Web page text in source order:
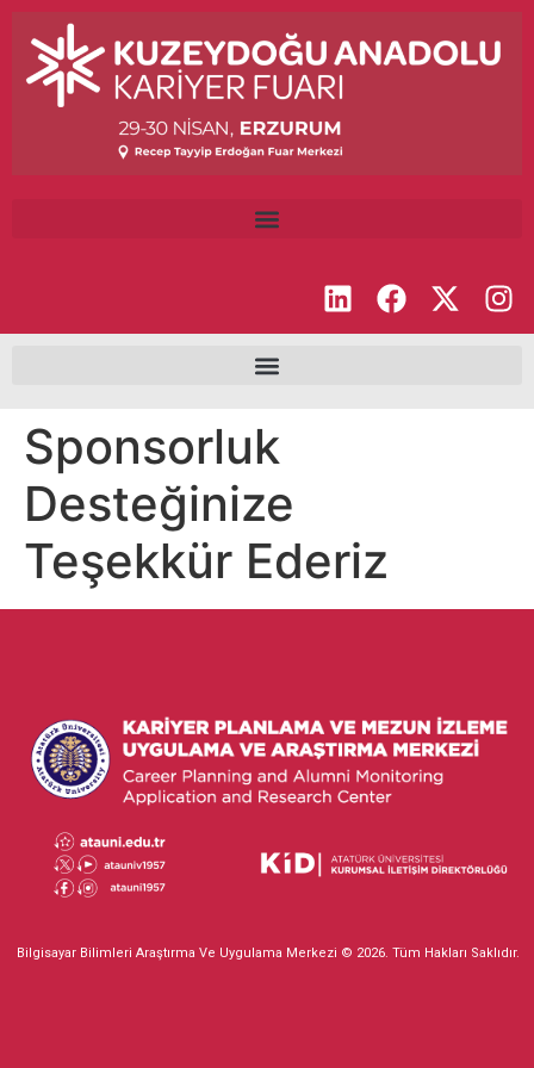
Sponsorluk
Desteğinize
Teşekkür Ederiz
Bilgisayar Bilimleri Araştırma Ve Uygulama Merkezi © 2026. Tüm Hakları Saklıdır.